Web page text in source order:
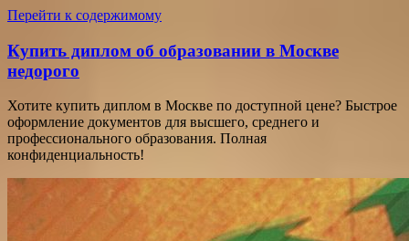
Перейти к содержимому
Купить диплом об образовании в Москве
недорого
Хотите купить диплом в Москве по доступной цене? Быстрое
оформление документов для высшего, среднего и
профессионального образования. Полная
конфиденциальность!